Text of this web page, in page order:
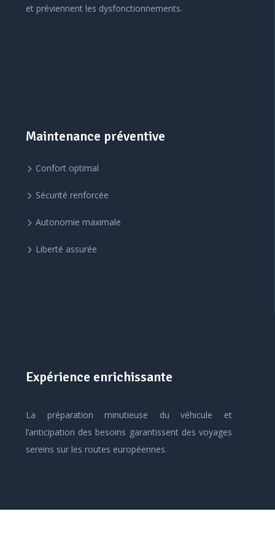
et préviennent les dysfonctionnements.
Maintenance préventive
Confort optimal
Sécurité renforcée
Autonomie maximale
Liberté assurée
Expérience enrichissante
La préparation minutieuse du véhicule et
l’anticipation des besoins garantissent des voyages
sereins sur les routes européennes.